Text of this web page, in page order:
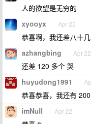
人的欲望是无穷的
xyooyx Apr 22
恭喜啊，我还差八十几
azhangbing Apr
还差 120 多个 哭
huyudong1991
恭喜恭喜，我还有
imNull Apr 22